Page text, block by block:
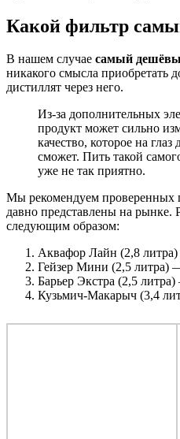
Какой фильтр
В нашем случае самый
никакого смысла приобретать
дистиллят через него.
Из-за дополнительных
продукт может сильно
качество, которое на
сможет. Пить такой
уже не так приятно.
Мы рекомендуем проверенных
давно представлены на рынке.
следующим образом:
Аквафор Лайн (2,8
Гейзер Мини (2,5 литра)
Барьер Экстра (2,5
Кузьмич-Макарыч (3,4